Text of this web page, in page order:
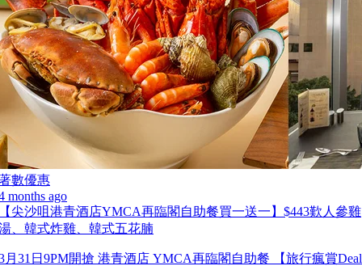
數優惠
months ago
尖沙咀港青酒店YMCA再臨閣自助餐買一送一】$443歎人參雞
、韓式炸雞、韓式五花腩
月31日9PM開搶 港青酒店 YMCA再臨閣自助餐 【旅行瘋賞Deal